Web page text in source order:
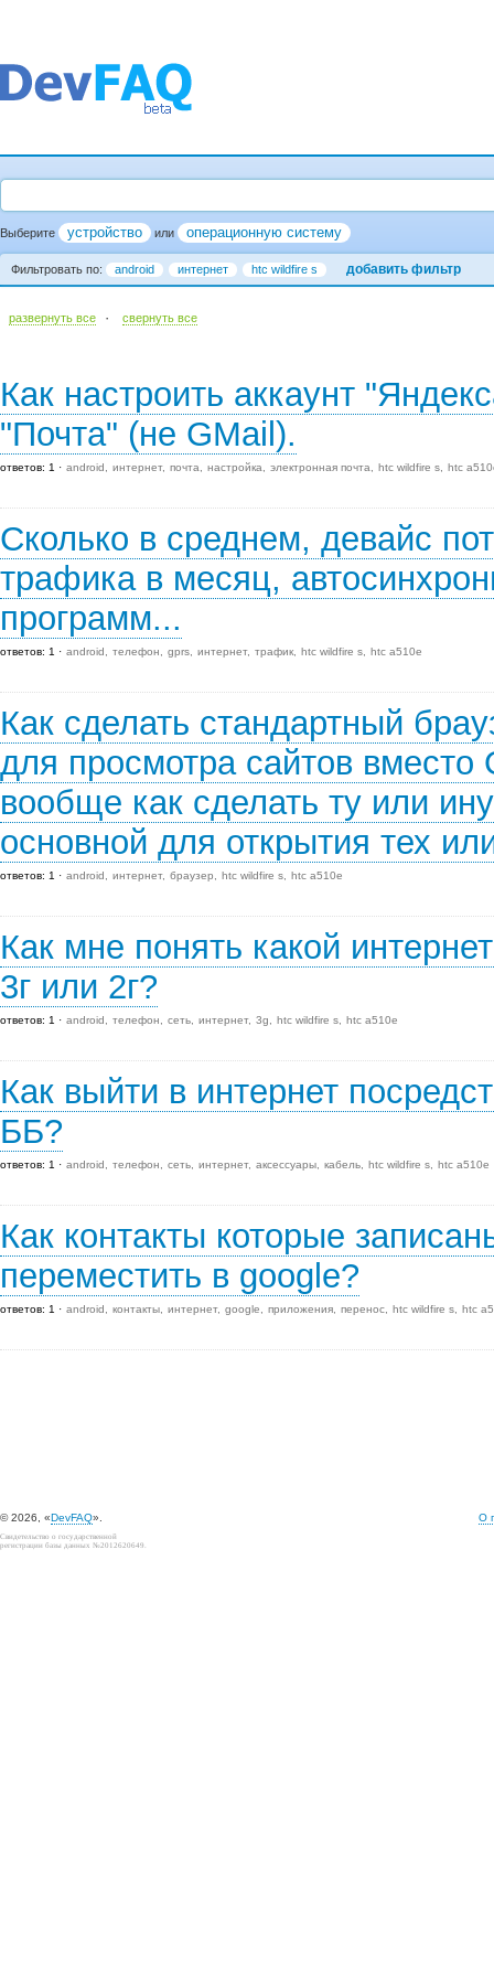
Выберите устройство или операционную систему
Фильтровать по: android интернет htc wildfire s добавить фильтр
развернуть все · cвернуть все
Как настроить аккаунт
"Почта" (не GMail).
ответов: 1 android интернет почта настройка электронная почта htc wildfire s htc
Сколько в среднем, девайс
трафика в месяц,
программ...
ответов: 1 android телефон gprs интернет трафик htc wildfire s htc a510e
Как сделать стандартный
для просмотра сайтов вместо
вообще как сделать ту или
основной для открытия тех
ответов: 1 android интернет браузер htc wildfire s htc a510e
Как мне понять какой
3г или 2г?
ответов: 1 android телефон сеть интернет 3g htc wildfire s htc a510e
Как выйти в интернет
ББ?
ответов: 1 android телефон сеть интернет аксессуары кабель htc wildfire s htc a510e
Как контакты которые
переместить в google?
ответов: 1 android контакты интернет google приложения перенос htc wildfire s htc
© 2026, «DevFAQ». О
Свидетельство о государственной
регистрации базы данных №2012620649.